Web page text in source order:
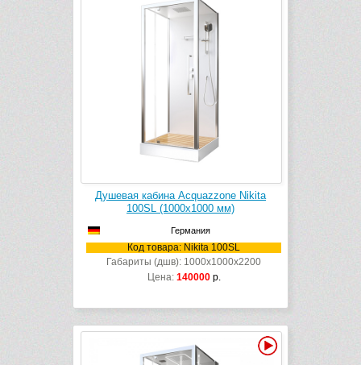
Душевая кабина Acquazzone Nikita
100SL (1000х1000 мм)
Германия
Код товара: Nikita 100SL
Габариты (дшв): 1000x1000x2200
Цена: 140000р.